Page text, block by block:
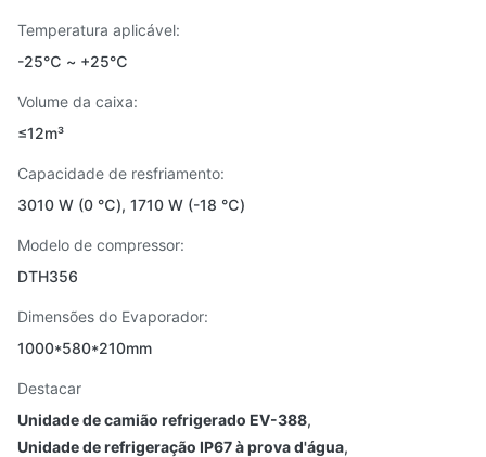
Temperatura aplicável:
-25℃ ~ +25℃
Volume da caixa:
≤12m³
Capacidade de resfriamento:
3010 W (0 ℃), 1710 W (-18 ℃)
Modelo de compressor:
DTH356
Dimensões do Evaporador:
1000*580*210mm
Destacar
Unidade de camião refrigerado EV-388,
Unidade de refrigeração IP67 à prova d'água,